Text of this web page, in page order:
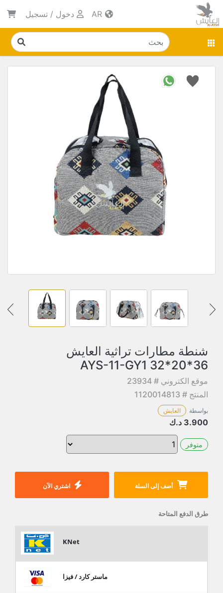
دخول / تسجيل
شنطة مطارات تراثية العايش
36*20*32 AYS-11-GY1
موقع الكتروني # 23934
المنتج # 1120014813
بواسطة العايش
3.900 د.ك
متوفر
أضف إلى السلة اشتري الآن
طرق الدفع المتاحة
KNet
ماستر كارد / فيزا